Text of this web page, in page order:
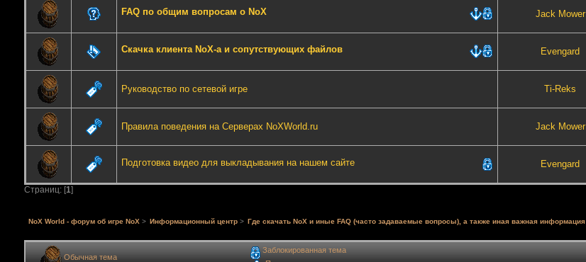
FAQ по общим вопросам о NoX Jack Mower
Скачка клиента NoX-а и сопутствующих файлов Evengard
Руководство по сетевой игре Ti-Reks
Правила поведения на Серверах NoXWorld.ru Jack Mower
Подготовка видео для выкладывания на нашем сайте Evengard
Страниц: [1]
NoX World - форум об игре NoX > Информационный центр > Где скачать NoX и иные FAQ (часто задаваемые вопросы), а также иная важная информация
Обычная тема
Заблокированная тема